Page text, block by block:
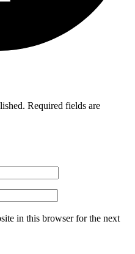
Required fields are
in this browser for the next